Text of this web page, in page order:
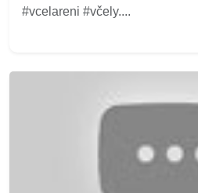
#vcelareni #včely....